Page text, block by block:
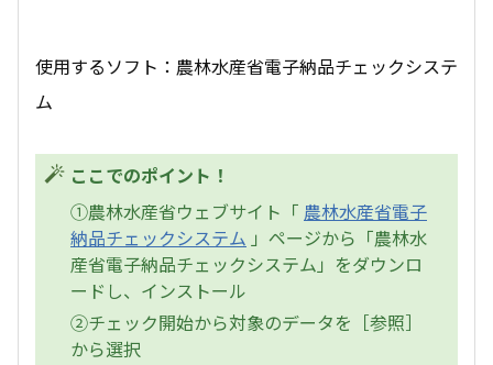
使用するソフト：農林水産省電子納品チェックシステ
ム
ここでのポイント！
①農林水産省ウェブサイト「 農林水産省電子
納品チェックシステム 」ページから「農林水
産省電子納品チェックシステム」をダウンロ
ードし、インストール
②チェック開始から対象のデータを［参照］
から選択